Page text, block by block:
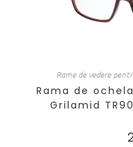
Rame de vedere
Rama de
Grilamid